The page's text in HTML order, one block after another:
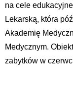
na cele
Lekarską, która
Akademię
Medycznym.
zabytków w